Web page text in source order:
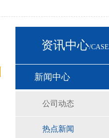
资讯中心/CASE
新闻中心
公司动态
热点新闻